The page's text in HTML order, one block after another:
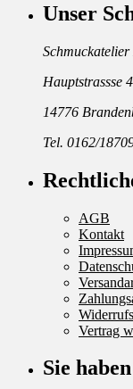
Unser
Hauptstrassse
14776
Tel. 0162/
AGB
Kontakt
Vertrag
Sie